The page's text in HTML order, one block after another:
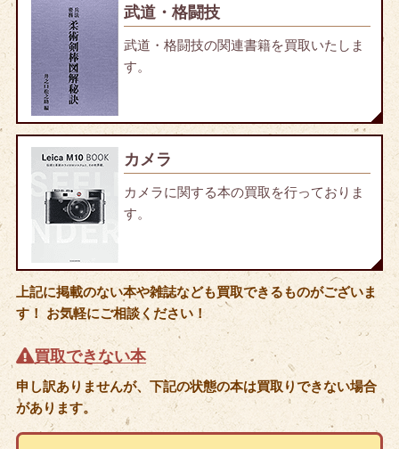
武道・格闘技
武道・格闘技の関連書籍を買取いたしま
す。
カメラ
カメラに関する本の買取を行っておりま
す。
上記に掲載のない本や雑誌なども買取できるものがございま
す！ お気軽にご相談ください！
買取できない本
申し訳ありませんが、下記の状態の本は買取りできない場合
があります。